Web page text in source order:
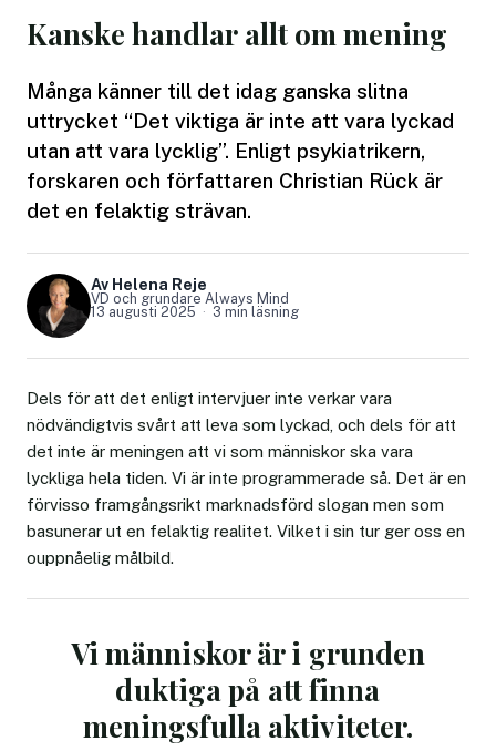
Kanske handlar allt om mening
Många känner till det idag ganska slitna
uttrycket “Det viktiga är inte att vara lyckad
utan att vara lycklig”. Enligt psykiatrikern,
forskaren och författaren Christian Rück är
det en felaktig strävan.
Av Helena Reje
VD och grundare Always Mind
13 augusti 2025
3 min läsning
Dels för att det enligt intervjuer inte verkar vara
nödvändigtvis svårt att leva som lyckad, och dels för att
det inte är meningen att vi som människor ska vara
lyckliga hela tiden. Vi är inte programmerade så. Det är en
förvisso framgångsrikt marknadsförd slogan men som
basunerar ut en felaktig realitet. Vilket i sin tur ger oss en
ouppnåelig målbild.
Vi människor är i grunden
duktiga på att finna
meningsfulla aktiviteter.